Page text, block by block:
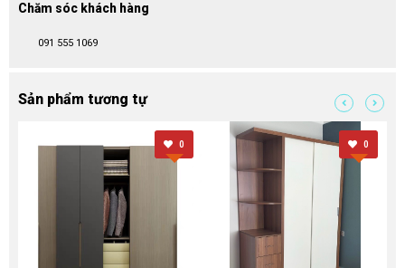
Chăm sóc khách hàng
091 555 1069
Sản phẩm tương tự
0 0